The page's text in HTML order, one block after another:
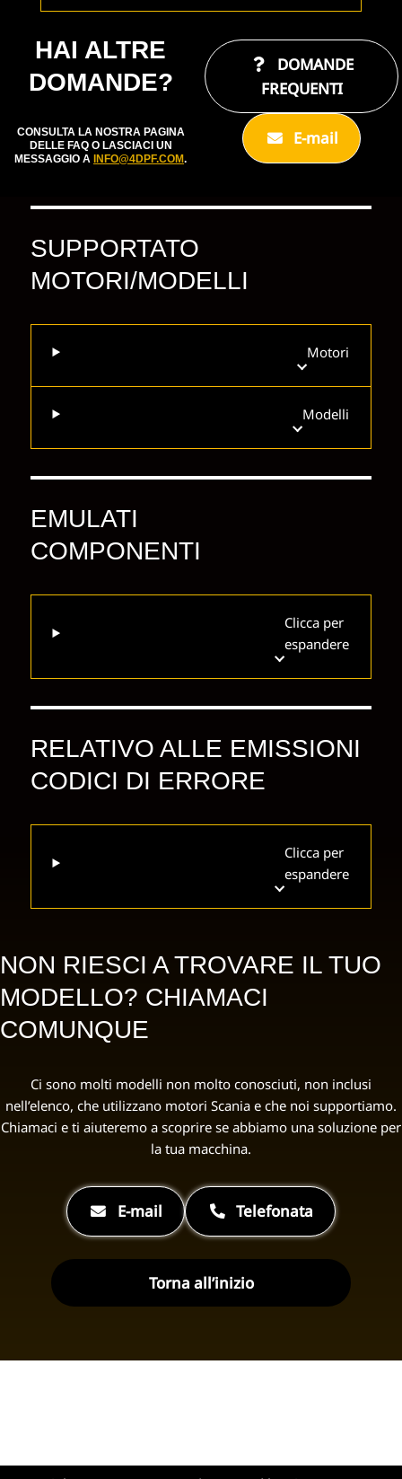
HAI ALTRE
DOMANDE?
CONSULTA LA NOSTRA PAGINA
DELLE FAQ O LASCIACI UN
MESSAGGIO A INFO@4DPF.COM.
DOMANDE
FREQUENTI
E-mail
SUPPORTATO
MOTORI/MODELLI
Motori
Modelli
EMULATI
COMPONENTI
Clicca per
espandere
RELATIVO ALLE EMISSIONI
CODICI DI ERRORE
Clicca per
espandere
NON RIESCI A TROVARE IL TUO
MODELLO? CHIAMACI
COMUNQUE
Ci sono molti modelli non molto conosciuti, non inclusi
nell’elenco, che utilizzano motori Scania e che noi supportiamo.
Chiamaci e ti aiuteremo a scoprire se abbiamo una soluzione per
la tua macchina.
E-mail Telefonata
Torna all’inizio